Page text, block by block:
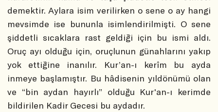
demektir. Aylara isim verilirken o sene o ay hangi
mevsimde ise bununla isimlendirilmişti. O sene
şiddetli sıcaklara rast geldiği için bu ismi aldı.
Oruç ayı olduğu için, oruçlunun günahlarını yakıp
yok ettiğine inanılır. Kur’an-ı kerîm bu ayda
inmeye başlamıştır. Bu hâdisenin yıldönümü olan
ve “bin aydan hayırlı” olduğu Kur'an-ı kerimde
bildirilen Kadir Gecesi bu aydadır.